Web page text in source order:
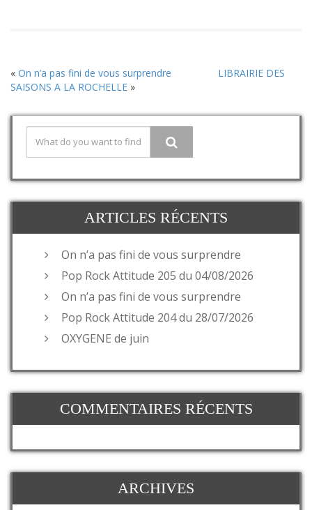
« On n’a pas fini de vous surprendre
LIBRAIRIE DES
SAISONS A LA ROCHELLE »
ARTICLES RÉCENTS
On n’a pas fini de vous surprendre
Pop Rock Attitude 205 du 04/08/2026
On n’a pas fini de vous surprendre
Pop Rock Attitude 204 du 28/07/2026
OXYGENE de juin
COMMENTAIRES RÉCENTS
ARCHIVES